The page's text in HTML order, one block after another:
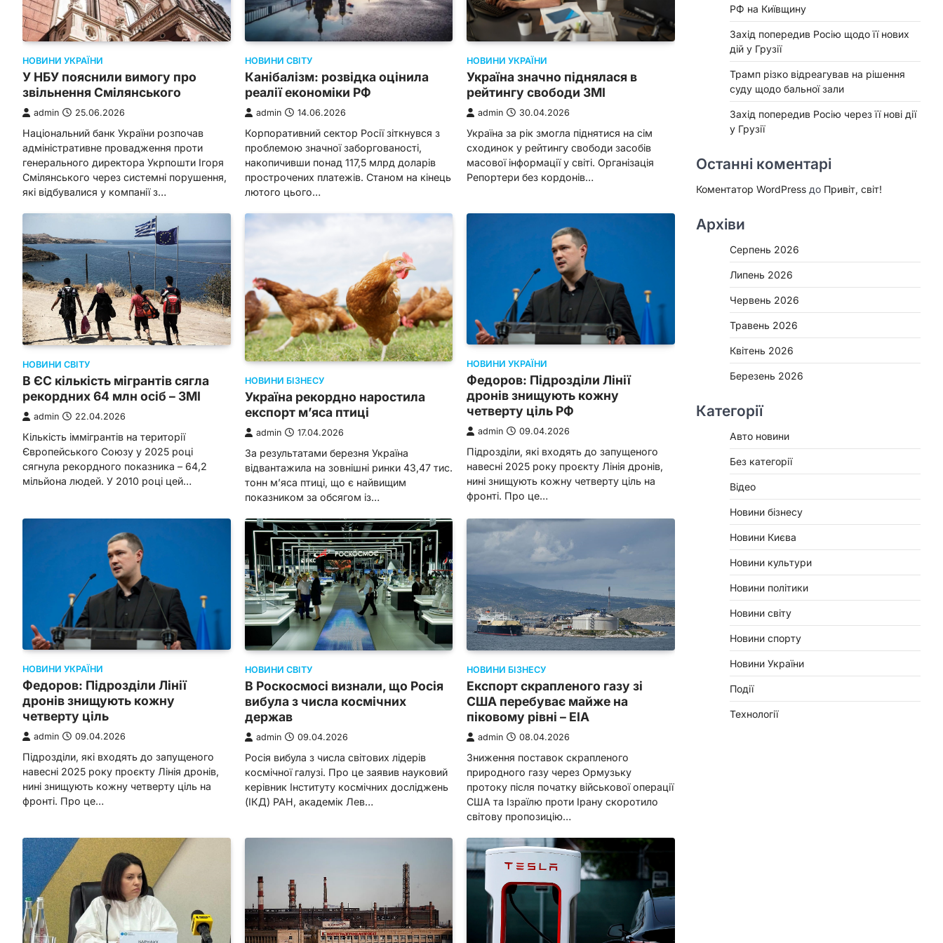
НОВИНИ УКРАЇНИ
У НБУ пояснили вимогу про
звільнення Смілянського
admin 25.06.2026
Національний банк України розпочав
адміністративне провадження проти
генерального директора Укрпошти Ігоря
Смілянського через системні порушення,
які відбувалися у компанії з…
НОВИНИ СВІТУ
Канібалізм: розвідка оцінила
реалії економіки РФ
admin 14.06.2026
Корпоративний сектор Росії зіткнувся з
проблемою значної заборгованості,
накопичивши понад 117,5 млрд доларів
прострочених платежів. Станом на кінець
лютого цього…
НОВИНИ УКРАЇНИ
Україна значно піднялася в
рейтингу свободи ЗМІ
admin 30.04.2026
Україна за рік змогла піднятися на сім
сходинок у рейтингу свободи засобів
масової інформації у світі. Організація
Репортери без кордонів…
НОВИНИ СВІТУ
В ЄС кількість мігрантів сягла
рекордних 64 млн осіб – ЗМІ
admin 22.04.2026
Кількість іммігрантів на території
Європейського Союзу у 2025 році
сягнула рекордного показника – 64,2
мільйона людей. У 2010 році цей…
НОВИНИ БІЗНЕСУ
Україна рекордно наростила
експорт м’яса птиці
admin 17.04.2026
За результатами березня Україна
відвантажила на зовнішні ринки 43,47 тис.
тонн м’яса птиці, що є найвищим
показником за обсягом із…
НОВИНИ УКРАЇНИ
Федоров: Підрозділи Лінії
дронів знищують кожну
четверту ціль РФ
admin 09.04.2026
Підрозділи, які входять до запущеного
навесні 2025 року проєкту Лінія дронів,
нині знищують кожну четверту ціль на
фронті. Про це…
НОВИНИ УКРАЇНИ
Федоров: Підрозділи Лінії
дронів знищують кожну
четверту ціль
admin 09.04.2026
Підрозділи, які входять до запущеного
навесні 2025 року проєкту Лінія дронів,
нині знищують кожну четверту ціль на
фронті. Про це…
НОВИНИ СВІТУ
В Роскосмосі визнали, що Росія
вибула з числа космічних
держав
admin 09.04.2026
Росія вибула з числа світових лідерів
космічної галузі. Про це заявив науковий
керівник Інституту космічних досліджень
(ІКД) РАН, академік Лев…
НОВИНИ БІЗНЕСУ
Експорт скрапленого газу зі
США перебуває майже на
піковому рівні – EIA
admin 08.04.2026
Зниження поставок скрапленого
природного газу через Ормузьку
протоку після початку військової операції
США та Ізраїлю проти Ірану скоротило
світову пропозицію…
РФ на Київщину
Захід попередив Росію щодо її нових
дій у Грузії
Трамп різко відреагував на рішення
суду щодо бальної зали
Захід попередив Росію через її нові дії
у Грузії
Останні коментарі
Коментатор WordPress до Привіт, світ!
Архіви
Серпень 2026
Липень 2026
Червень 2026
Травень 2026
Квітень 2026
Березень 2026
Категорії
Авто новини
Без категорії
Відео
Новини бізнесу
Новини Києва
Новини культури
Новини політики
Новини світу
Новини спорту
Новини України
Події
Технології